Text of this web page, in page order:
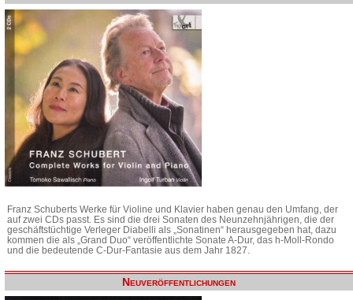
Franz Schuberts Werke für Violine und Klavier haben genau den Umfang, der
auf zwei CDs passt. Es sind die drei Sonaten des Neunzehnjährigen, die der
geschäftstüchtige Verleger Diabelli als „Sonatinen“ herausgegeben hat, dazu
kommen die als „Grand Duo“ veröffentlichte Sonate A-Dur, das h-Moll-Rondo
und die bedeutende C-Dur-Fantasie aus dem Jahr 1827.
Neuveröffentlichungen